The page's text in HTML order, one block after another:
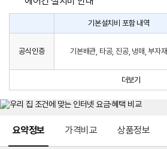
구
시
생
는
컨
설
기본설치비 포함 내역
공식인증 기본배관, 타공, 진공, 냉매, 부자재
더보기
요약정보 가격비교 상품정보